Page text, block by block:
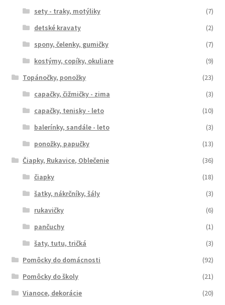
sety - traky, motýliky
(7)
detské kravaty
(2)
spony, čelenky, gumičky
(7)
kostýmy, copíky, okuliare
(9)
Topánočky, ponožky
(23)
capačky, čižmičky - zima
(3)
capačky, tenisky - leto
(10)
balerínky, sandále - leto
(3)
ponožky, papučky
(13)
Čiapky, Rukavice, Oblečenie
(36)
čiapky
(18)
šatky, nákrčníky, šály
(3)
rukavičky
(6)
pančuchy
(1)
šaty, tutu, tričká
(3)
Pomôcky do domácnosti
(92)
Pomôcky do školy
(21)
Vianoce, dekorácie
(20)